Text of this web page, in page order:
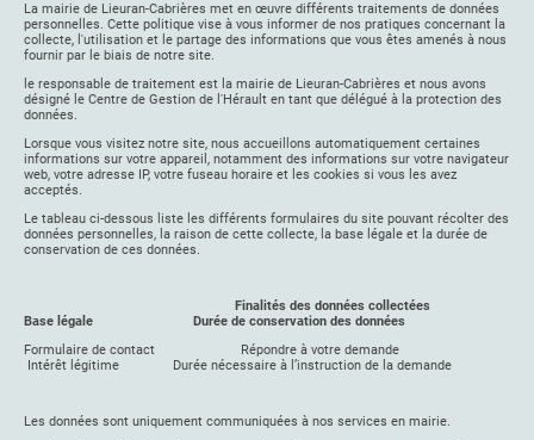
La mairie de Lieuran-Cabrières met en œuvre différents traitements de données
personnelles. Cette politique vise à vous informer de nos pratiques concernant la
collecte, l'utilisation et le partage des informations que vous êtes amenés à nous
fournir par le biais de notre site.
le responsable de traitement est la mairie de Lieuran-Cabrières et nous avons
désigné le Centre de Gestion de l'Hérault en tant que délégué à la protection des
données.
Lorsque vous visitez notre site, nous accueillons automatiquement certaines
informations sur votre appareil, notamment des informations sur votre navigateur
web, votre adresse IP, votre fuseau horaire et les cookies si vous les avez
acceptés.
Le tableau ci-dessous liste les différents formulaires du site pouvant récolter des
données personnelles, la raison de cette collecte, la base légale et la durée de
conservation de ces données.
Finalités des données collectées
Base légale Durée de conservation des données
Formulaire de contact Répondre à votre demande
Intérêt légitime Durée nécessaire à l’instruction de la demande
Les données sont uniquement communiquées à nos services en mairie.